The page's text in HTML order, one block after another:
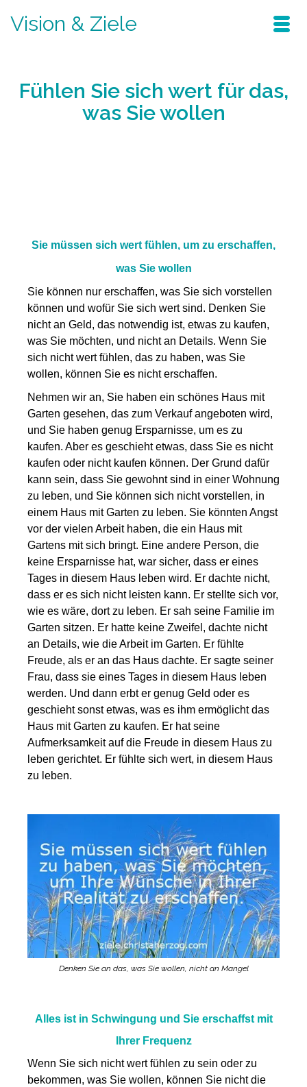
Vision & Ziele
Fühlen Sie sich wert für das,
was Sie wollen
Sie müssen sich wert fühlen, um zu erschaffen,
was Sie wollen
Sie können nur erschaffen, was Sie sich vorstellen
können und wofür Sie sich wert sind. Denken Sie
nicht an Geld, das notwendig ist, etwas zu kaufen,
was Sie möchten, und nicht an Details. Wenn Sie
sich nicht wert fühlen, das zu haben, was Sie
wollen, können Sie es nicht erschaffen.
Nehmen wir an, Sie haben ein schönes Haus mit
Garten gesehen, das zum Verkauf angeboten wird,
und Sie haben genug Ersparnisse, um es zu
kaufen. Aber es geschieht etwas, dass Sie es nicht
kaufen oder nicht kaufen können. Der Grund dafür
kann sein, dass Sie gewohnt sind in einer Wohnung
zu leben, und Sie können sich nicht vorstellen, in
einem Haus mit Garten zu leben. Sie könnten Angst
vor der vielen Arbeit haben, die ein Haus mit
Gartens mit sich bringt. Eine andere Person, die
keine Ersparnisse hat, war sicher, dass er eines
Tages in diesem Haus leben wird. Er dachte nicht,
dass er es sich nicht leisten kann. Er stellte sich vor,
wie es wäre, dort zu leben. Er sah seine Familie im
Garten sitzen. Er hatte keine Zweifel, dachte nicht
an Details, wie die Arbeit im Garten. Er fühlte
Freude, als er an das Haus dachte. Er sagte seiner
Frau, dass sie eines Tages in diesem Haus leben
werden. Und dann erbt er genug Geld oder es
geschieht sonst etwas, was es ihm ermöglicht das
Haus mit Garten zu kaufen. Er hat seine
Aufmerksamkeit auf die Freude in diesem Haus zu
leben gerichtet. Er fühlte sich wert, in diesem Haus
zu leben.
Denken Sie an das, was Sie wollen, nicht an Mangel
Alles ist in Schwingung und Sie erschaffst mit
Ihrer Frequenz
Wenn Sie sich nicht wert fühlen zu sein oder zu
bekommen, was Sie wollen, können Sie nicht die